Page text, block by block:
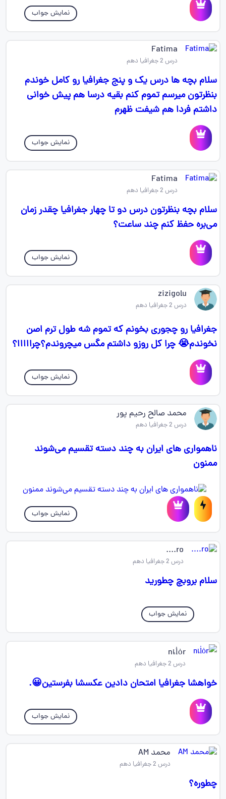
نمایش جواب
Fatima
درس 2 جغرافیا دهم
سلام بچه ها درس یک و پنج جغرافیا رو کامل خوندم
بنظرتون میرسم تموم کنم بقیه درسا هم پیش خوانی
داشتم فردا هم شیفت ظهرم
نمایش جواب
Fatima
درس 2 جغرافیا دهم
سلام بچه بنظرتون درس دو تا چهار جغرافیا چقدر زمان
می‌بره حفظ کنم چند ساعت؟
نمایش جواب
zizigolu
درس 2 جغرافیا دهم
جغرافیا رو چجوری بخونم که تموم شه طول ترم اصن
نخوندم😭 چرا کل روزو داشتم مگس میچروندم؟چرااااا؟
نمایش جواب
محمد صالح رحیم پور
درس 2 جغرافیا دهم
ناهمواری های ایران به چند دسته تقسیم می‌شوند
ممنون
نمایش جواب
ro....
درس 2 جغرافیا دهم
سلام بروبچ چطورید
نمایش جواب
nเl̇ȯr
درس 2 جغرافیا دهم
خواهشا جغرافیا امتحان دادین عکسشا بفرستین😀.
نمایش جواب
محمد AM
درس 2 جغرافیا دهم
چطوره؟ ‌‌‌‌‌‌‌